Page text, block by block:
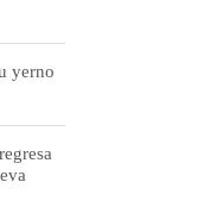
yerno